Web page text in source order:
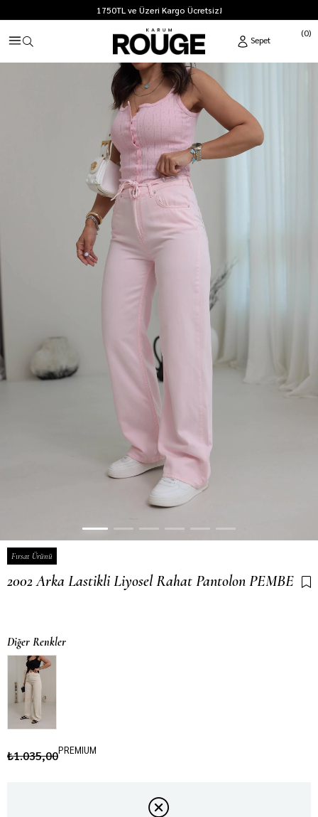
1750TL ve Üzeri Kargo Ücretsiz!
0
Fırsat Ürünü
2002 Arka Lastikli Liyosel Rahat Pantolon PEMBE
Diğer Renkler
₺1.035,00PREMIUM